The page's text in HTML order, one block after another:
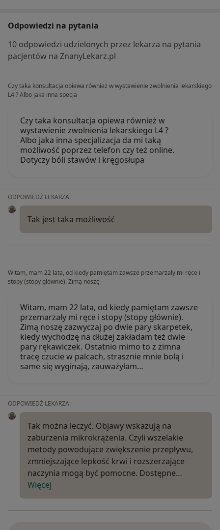
Odpowiedzi na pytania
10 odpowiedzi udzielonych przez lekarza na pytania
pacjentów na ZnanyLekarz.pl
Czy taka konsultacja opiewa również w wystawienie zwolnienia lekarskiego
L4 ? Albo jaka inna specja
Czy taka konsultacja opiewa również w
wystawienie zwolnienia lekarskiego L4 ?
Albo jaka inna specjalizacja da mi taką
możliwość poprzez telefon czy też online.
Dotyczy bóli stawów i kręgosłupa
ODPOWIEDŹ LEKARZA:
Tak jest taka możliwość
Witam, mam 22 lata, od kiedy pamiętam zawsze przemarzały mi ręce i
stopy (stopy głównie). Zimą noszę
Witam, mam 22 lata, od kiedy pamiętam zawsze
przemarzały mi ręce i stopy (stopy głównie).
Zimą noszę zazwyczaj po dwie pary skarpetek,
kiedy wychodzę na dłużej zakładam też dwie
pary rękawiczek. Ostatnio mimo to z zimna
tracę czucie w palcach, strasznie mnie bolą i
same się wyginają, zauważyłam…
ODPOWIEDŹ LEKARZA:
Tak można leczyć. Objawy wskazują na
zaburzenia mikrokrążenia. Czyli wszelakie
metody powodujące zwiększenie przepływu,
zmniejszające lepkość krwi i rozszerzające
naczynia mogą być pomocne. Dostępne…
Więcej